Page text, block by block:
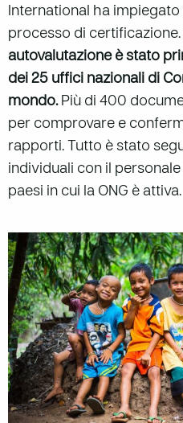
International ha
processo di certificazione.
autovalutazione è stato
dei 25 uffici nazionali di
mondo.Più di 400
per comprovare e
rapporti. Tutto è stato
individuali con il
paesi in cui la ONG è attiva.